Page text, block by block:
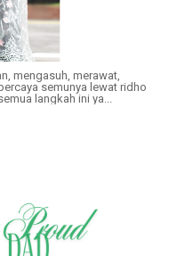
mengasuh, merawat,
semunya lewat ridho
langkah ini ya...